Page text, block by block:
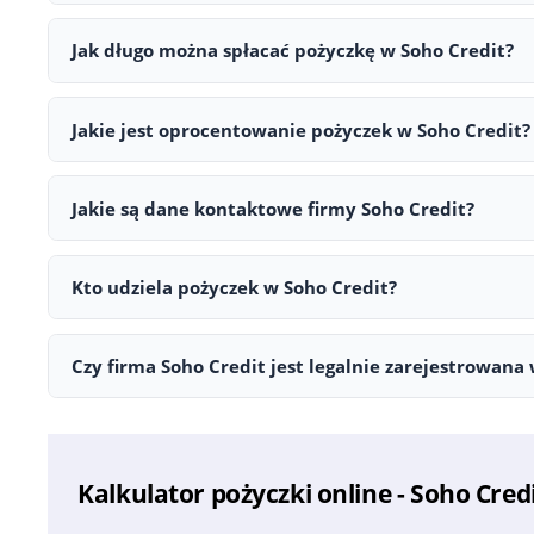
W Soho Credit można ubiegać się o pożyczkę w przedziale
Jak długo można spłacać pożyczkę w Soho Credit?
Okres spłaty wynosi od 1 do 30 dni. Pierwsza pożyczka
Jakie jest oprocentowanie pożyczek w Soho Credit?
Na stronie Soho Credit wskazano 0%. Ostateczne warunki,
Jakie są dane kontaktowe firmy Soho Credit?
Z firmą Soho Credit można skontaktować się poprzez
Kto udziela pożyczek w Soho Credit?
Pożyczki w Soho Credit są udzielane przez Rapid Finance
Czy firma Soho Credit jest legalnie zarejestrowana
Kalkulator pożyczki online - Soho